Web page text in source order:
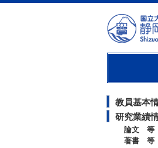
教員基本
研究業績
論文 等
著書 等